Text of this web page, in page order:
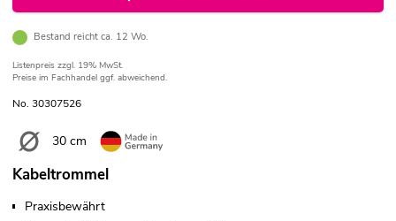
Bestand reicht ca. 12 Wo.
Listenpreis zzgl. 19% MwSt.
Preise im Fachhandel ggf. abweichend.
No. 30307526
30 cm
Kabeltrommel
Praxisbewährt